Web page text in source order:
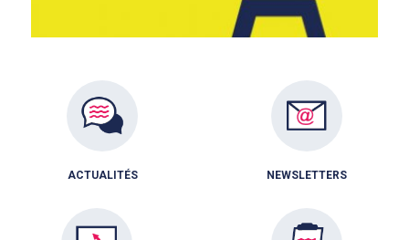
ACTUALITÉS NEWSLETTERS